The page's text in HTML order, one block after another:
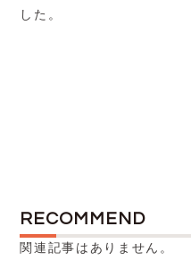
した。
RECOMMEND
関連記事はありません。